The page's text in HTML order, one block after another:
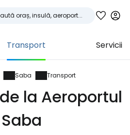
Transport Servicii
Saba Transport
la Aeroportul
Saba
vă la
a călătorilor